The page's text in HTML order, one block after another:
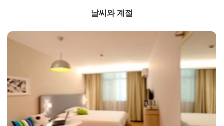
날씨와 계절